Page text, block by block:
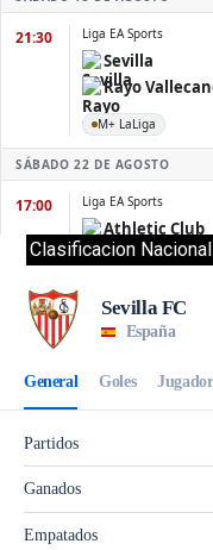
Clasificacion